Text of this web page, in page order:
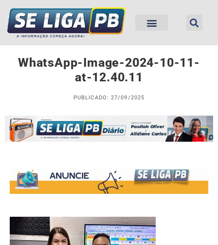
WhatsApp-Image-2024-10-11-
at-12.40.11
PUBLICADO: 27/09/2025